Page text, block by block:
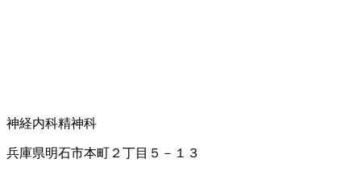
神経内科精神科
兵庫県明石市本町２丁目５－１３